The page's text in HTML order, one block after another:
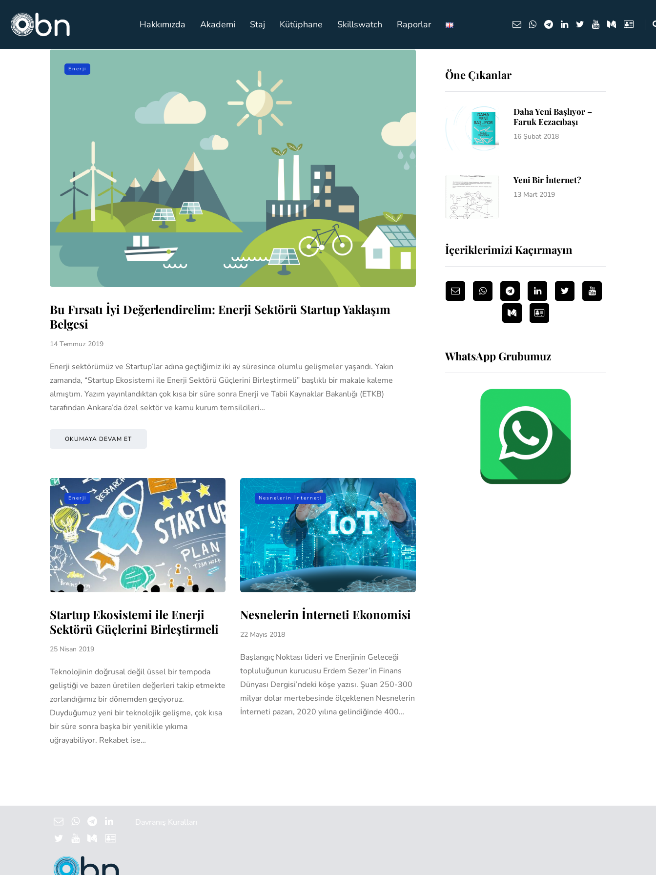
Hakkımızda Akademi Staj Kütüphane Skillswatch Raporlar
Enerji
Bu Fırsatı İyi Değerlendirelim: Enerji Sektörü Startup Yaklaşım
Belgesi
14 Temmuz 2019
Enerji sektörümüz ve Startup’lar adına geçtiğimiz iki ay süresince olumlu gelişmeler yaşandı. Yakın
zamanda, “Startup Ekosistemi ile Enerji Sektörü Güçlerini Birleştirmeli” başlıklı bir makale kaleme
almıştım. Yazım yayınlandıktan çok kısa bir süre sonra Enerji ve Tabii Kaynaklar Bakanlığı (ETKB)
tarafından Ankara’da özel sektör ve kamu kurum temsilcileri…
OKUMAYA DEVAM ET
Enerji
Startup Ekosistemi ile Enerji
Sektörü Güçlerini Birleştirmeli
25 Nisan 2019
Teknolojinin doğrusal değil üssel bir tempoda
geliştiği ve bazen üretilen değerleri takip etmekte
zorlandığımız bir dönemden geçiyoruz.
Duyduğumuz yeni bir teknolojik gelişme, çok kısa
bir süre sonra başka bir yenilikle yıkıma
uğrayabiliyor. Rekabet ise…
Nesnelerin İnterneti
Nesnelerin İnterneti Ekonomisi
22 Mayıs 2018
Başlangıç Noktası lideri ve Enerjinin Geleceği
topluluğunun kurucusu Erdem Sezer’in Finans
Dünyası Dergisi’ndeki köşe yazısı. Şuan 250-300
milyar dolar mertebesinde ölçeklenen Nesnelerin
İnterneti pazarı, 2020 yılına gelindiğinde 400…
Öne Çıkanlar
Daha Yeni Başlıyor –
Faruk Eczacıbaşı
16 Şubat 2018
Yeni Bir İnternet?
13 Mart 2019
İçeriklerimizi Kaçırmayın
WhatsApp Grubumuz
Davranış Kuralları